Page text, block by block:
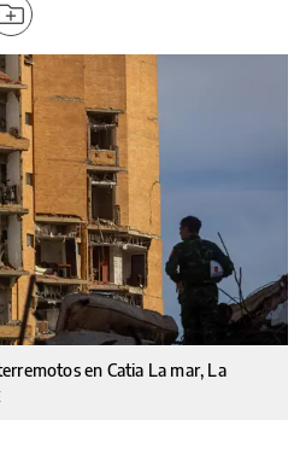
en Catia La mar, La